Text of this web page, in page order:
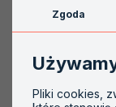
Badania
Obiekty:
Zgoda
Pliki cookies,